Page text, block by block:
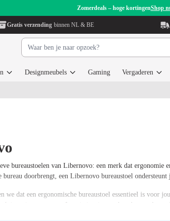
Zomerdeals – hoge kortingenShop
Gratis verzending binnen NL & BE
Designmeubels Gaming Vergaderen
bureaustoelen van Libernovo: een merk dat
bureau doorbrengt, een Libernovo bureaustoel
we dat een ergonomische bureaustoel essentieel is voor
op jouw wensen. Laat je inspireren door het